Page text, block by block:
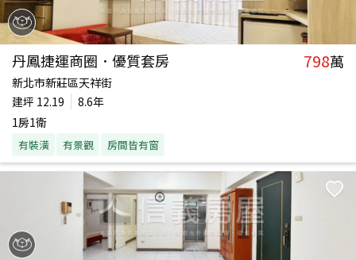
丹鳳捷運商圈．優質套房 798萬
新北市新莊區天祥街
建坪 12.19
8.6年
1房1衛
有裝潢 有景觀 房間皆有窗